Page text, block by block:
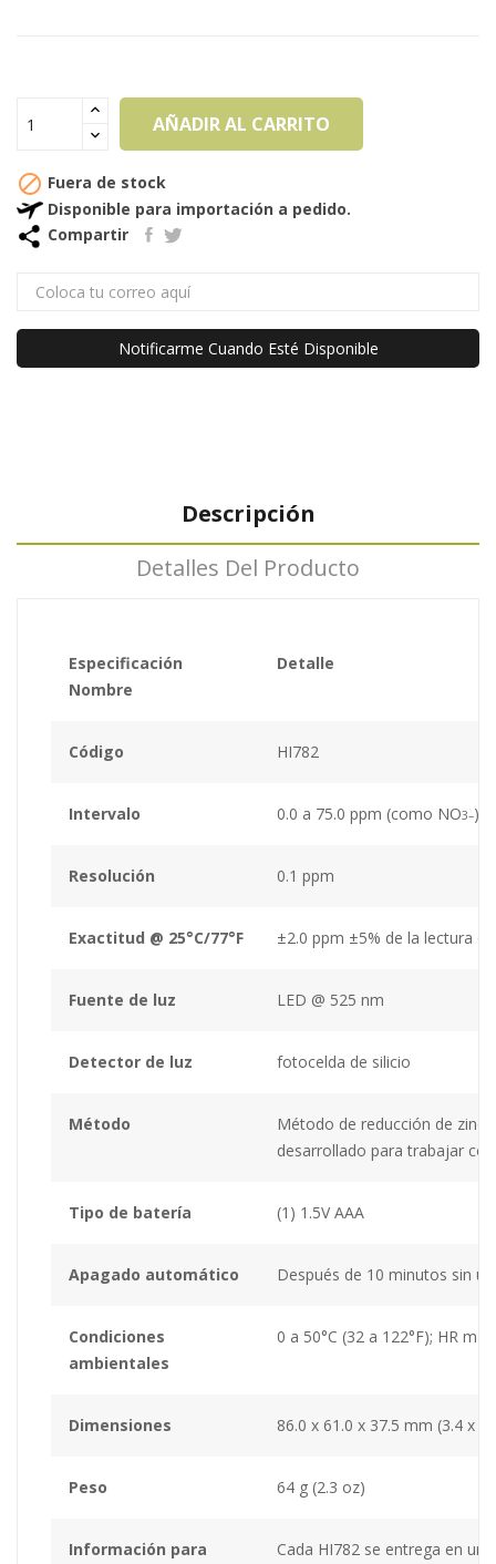
AÑADIR AL CARRITO
 Fuera de stock
Disponible para importación a pedido.
Compartir
Notificarme Cuando Esté Disponible
Descripción
Detalles Del Producto
Especificación
Nombre
Detalle
Código HI782
Intervalo 0.0 a 75.0 ppm (como NO3–)
Resolución 0.1 ppm
Exactitud @ 25°C/77°F ±2.0 ppm ±5% de la lectura @
Fuente de luz LED @ 525 nm
Detector de luz fotocelda de silicio
Método
Método de reducción de
desarrollado para trabajar
Tipo de batería (1) 1.5V AAA
Apagado automático Después de 10 minutos sin
Condiciones
ambientales
0 a 50°C (32 a 122°F); HR
Dimensiones 86.0 x 61.0 x 37.5 mm (3.4 x
Peso 64 g (2.3 oz)
Información para
Cada HI782 se entrega en